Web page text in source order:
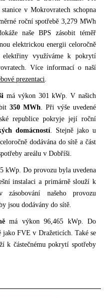
v Mokrovratech schopna
roční spotřebě 3,279 MWh
naše BPS zásobit téměř
elektrickou energii celoročně
elektřiny využíváme k pokrytí
Více informací o naší
prezentaci
má výkon 301 kWp. V našich
350 MWh . Při výše uvedené
republice pokryje její roční
domácností . Stejně jako u
dodávána do sítě a část
areálu v Dobříši.
kWp. Do provozu byla uvedena
instalaci a primárně slouží k
zásobování našeho provozu
jsou dodávány do sítě.
má výkon 96,465 kWp. Do
jako FVE v Dražeticích. Také se
k částečnému pokrytí spotřeby